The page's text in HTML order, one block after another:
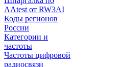
AAtest от RW3AI
Коды регионов
России
Категории и
частоты
Частоты цифровой
радиосвязи